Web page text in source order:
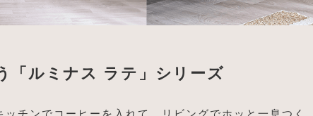
「ルミナス ラテ」シリーズ